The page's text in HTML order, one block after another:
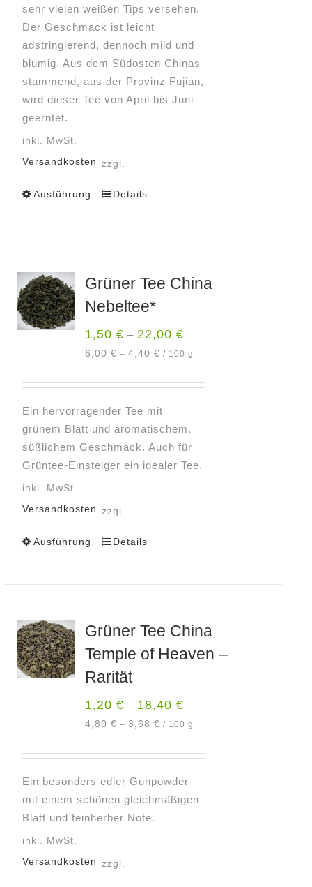
sehr vielen weißen Tips versehen.
Der Geschmack ist leicht
adstringierend, dennoch mild und
blumig. Aus dem Südosten Chinas
stammend, aus der Provinz Fujian,
wird dieser Tee von April bis Juni
geerntet.
inkl. MwSt.
zzgl.
Versandkosten
Ausführung
Dieses
auf.
Die
können
auf
gewählt
werden
Details
Grüner Tee China
Nebeltee*
1,50€ – 22,00€
6,00€ –4,40€ / 100 g
Ein hervorragender Tee mit
grünem Blatt und aromatischem,
süßlichem Geschmack. Auch für
Grüntee-Einsteiger ein idealer Tee.
inkl. MwSt.
zzgl.
Versandkosten
Ausführung
Dieses
auf.
Die
Optionen
auf
der
gewählt
werden
Details
Grüner Tee China
Temple of Heaven –
Rarität
1,20€ – 18,40€
4,80€ –3,68€ / 100 g
Ein besonders edler Gunpowder
mit einem schönen gleichmäßigen
Blatt und feinherber Note.
inkl. MwSt.
zzgl.
Versandkosten